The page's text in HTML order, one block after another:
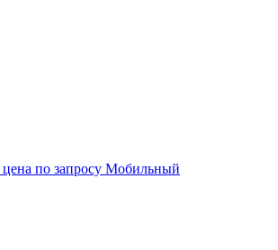
цена по запросу Мобильный